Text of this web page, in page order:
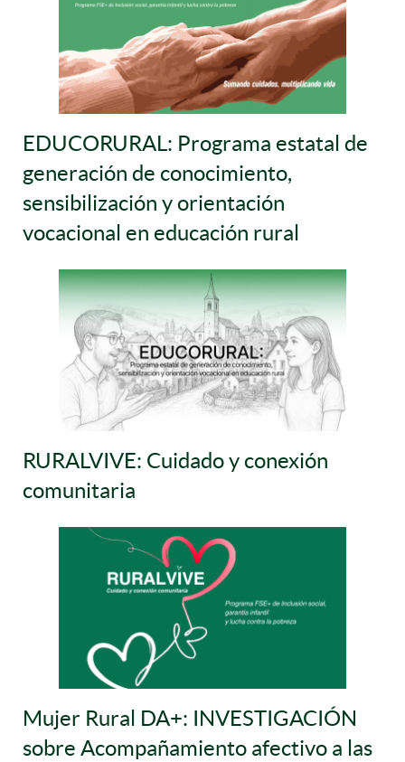
EDUCORURAL: Programa estatal de
generación de conocimiento,
sensibilización y orientación
vocacional en educación rural
RURALVIVE: Cuidado y conexión
comunitaria
Mujer Rural DA+: INVESTIGACIÓN
sobre Acompañamiento afectivo a las